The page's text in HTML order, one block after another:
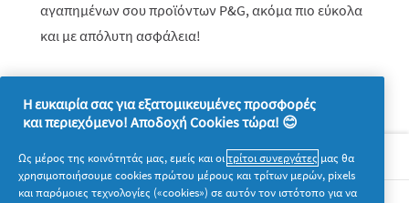
αγαπημένων σου προϊόντων P&G, ακόμα πιο εύκολα
και με απόλυτη ασφάλεια!
Σχετικά με την P&G
Η ευκαιρία σας για εξατομικευμένες προσφορές
και περιεχόμενο! Αποδοχή Cookies τώρα! 😊
Ως μέρος της κοινότητάς μας, εμείς και οιτρίτοι συνεργάτες μας θα
χρησιμοποιήσουμε cookies πρώτου μέρους και τρίτων μερών, pixels
και παρόμοιες τεχνολογίες («cookies») σε αυτόν τον ιστότοπο για να